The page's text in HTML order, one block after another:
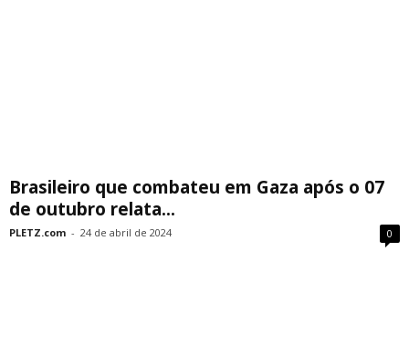
Brasileiro que combateu em Gaza após o 07
de outubro relata...
PLETZ.com - 24 de abril de 2024 0